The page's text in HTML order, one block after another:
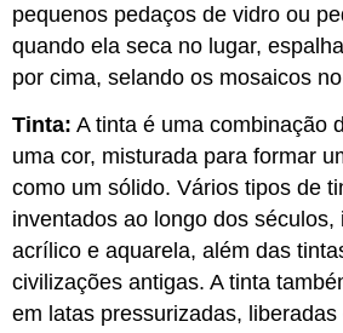
pequenos pedaços de vidro ou
quando ela seca no lugar,
por cima, selando os mosaicos
Tinta: A tinta é uma combinação
uma cor, misturada para formar
como um sólido. Vários tipos de
inventados ao longo dos séculos,
acrílico e aquarela, além das
civilizações antigas. A tinta
em latas pressurizadas,